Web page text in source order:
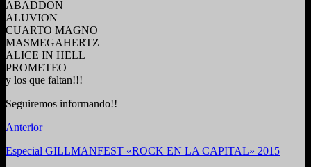
ABADDON
ALUVION
CUARTO MAGNO
MASMEGAHERTZ
ALICE IN HELL
PROMETEO
y los que faltan!!!
Seguiremos informando!!
Anterior
Especial GILLMANFEST «ROCK EN LA CAPITAL» 2015